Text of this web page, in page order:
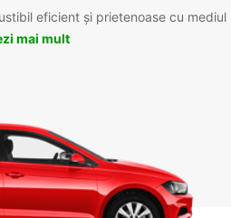
eficient și prietenoase cu mediul
mai mult